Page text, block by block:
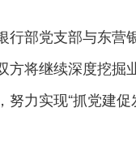
部党支部与东营
方将继续深度挖掘
努力实现“抓党建